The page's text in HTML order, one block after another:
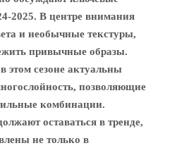
2025. В центре внимания
и необычные текстуры,
привычные образы.
этом сезоне актуальны
позволяющие
комбинации.
оставаться в тренде,
не только в